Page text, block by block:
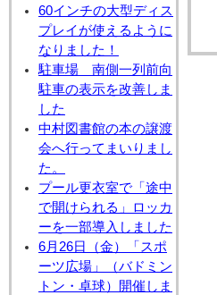
60インチの大型ディス
プレイが使えるように
なりました！
駐車場 南側一列前向
駐車の表示を改善しま
した
中村図書館の本の譲渡
会へ行ってまいりまし
た。
プール更衣室で「途中
で開けられる」ロッカ
ーを一部導入しました
6月26日（金）「スポ
ーツ広場」（バドミン
トン・卓球）開催しま